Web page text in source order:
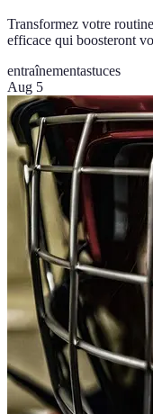
Transformez votre
efficace qui boosteront
entraînementastuces
Aug 5